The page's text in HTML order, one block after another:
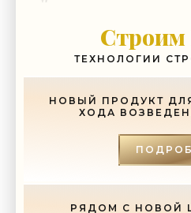
-- Идите уверенно по направлению к
-- Самое большое богатство —
глупость. Из всех страхов
дал.
Строим
ТЕХНОЛОГИИ
НОВЫЙ ПРОДУКТ
ХОДА
РЯДОМ С НОВОЙ